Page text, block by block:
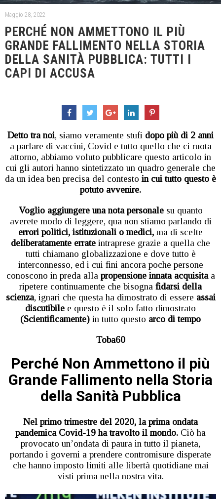
Maggio 28, 2022
PERCHÉ NON AMMETTONO IL PIÙ
GRANDE FALLIMENTO NELLA STORIA
DELLA SANITÀ PUBBLICA: TUTTI I
CAPI DI ACCUSA
Detto tra noi, siamo veramente stufi dopo più di 2 anni
a parlare di vaccini, Covid e tutto quello che ci ruota
attorno, abbiamo voluto pubblicare questo articolo in
cui gli autori hanno sintetizzato un quadro generale che
da un idea ben precisa del contesto in cui tutto questo è
potuto avvenire.
Voglio aggiungere una nota personalesu quanto
averete modo di leggere, qua non stiamo parlando di
errori politici, istituzionali o medici, ma di scelte
deliberatamente errate intraprese grazie a quella che
tutti chiamano globalizzazione e dove tutto è
interconnesso, ed i cui fini ancora poche persone
conoscono in preda alla propensione innata acquisitaa
ripetere continuamente che bisogna fidarsi della
scienza, ignari che questa ha dimostrato di essere assai
discutibile e questo è il solo fatto dimostrato
(Scientificamente) in tutto questo arco di tempo
Toba60
Perché Non Ammettono il più
Grande Fallimento nella Storia
della Sanità Pubblica
Nel primo trimestre del 2020, la prima ondata
pandemica Covid-19 ha travolto il mondo. Ciò ha
provocato un’ondata di paura in tutto il pianeta,
portando i governi a prendere contromisure disperate
che hanno imposto limiti alle libertà quotidiane mai
visti prima nella nostra vita.